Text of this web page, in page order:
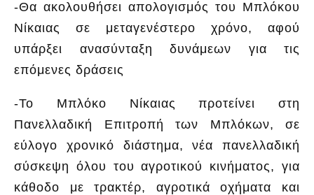
-Θα ακολουθήσει απολογισμός του Μπλόκου
Νίκαιας σε μεταγενέστερο χρόνο, αφού
υπάρξει ανασύνταξη δυνάμεων για τις
επόμενες δράσεις
-Το Μπλόκο Νίκαιας προτείνει στη
Πανελλαδική Επιτροπή των Μπλόκων, σε
εύλογο χρονικό διάστημα, νέα πανελλαδική
σύσκεψη όλου του αγροτικού κινήματος, για
κάθοδο με τρακτέρ, αγροτικά οχήματα και